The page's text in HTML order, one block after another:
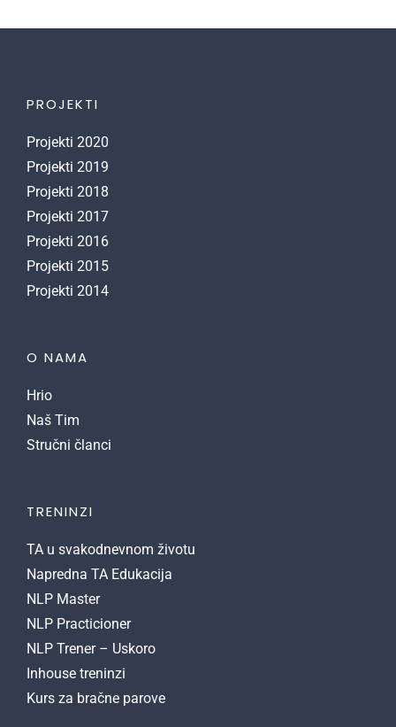
PROJEKTI
Projekti 2020
Projekti 2019
Projekti 2018
Projekti 2017
Projekti 2016
Projekti 2015
Projekti 2014
O NAMA
Hrio
Naš Tim
Stručni članci
TRENINZI
TA u svakodnevnom životu
Napredna TA Edukacija
NLP Master
NLP Practicioner
NLP Trener – Uskoro
Inhouse treninzi
Kurs za bračne parove